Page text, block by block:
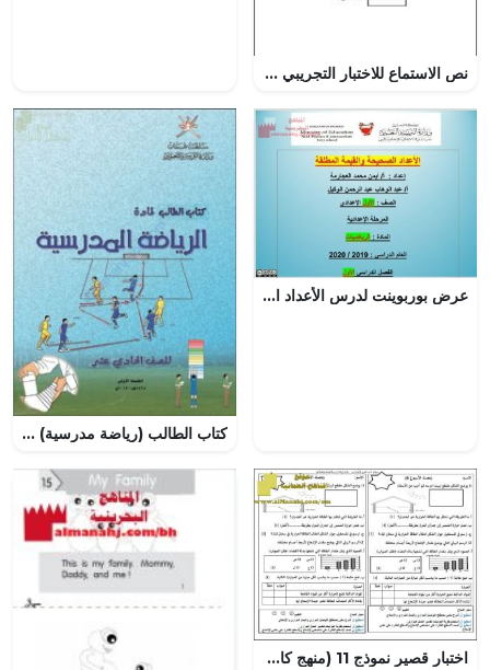
نص الاستماع للاختبار التجريبي بمحافظة الداخلية (أحياء) الثاني عشر
عرض بوربوينت لدرس الأعداد الصحيحة والقيمة المطلقة
كتاب الطالب (رياضة مدرسية) الحادي عشر
اختبار قصير نموذج 11 (منهج كامبردج) (علوم) الثامن